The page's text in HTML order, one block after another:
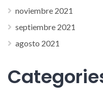
noviembre 2021
septiembre 2021
agosto 2021